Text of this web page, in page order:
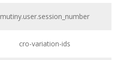
mutiny.user.session_number
cro-variation-ids